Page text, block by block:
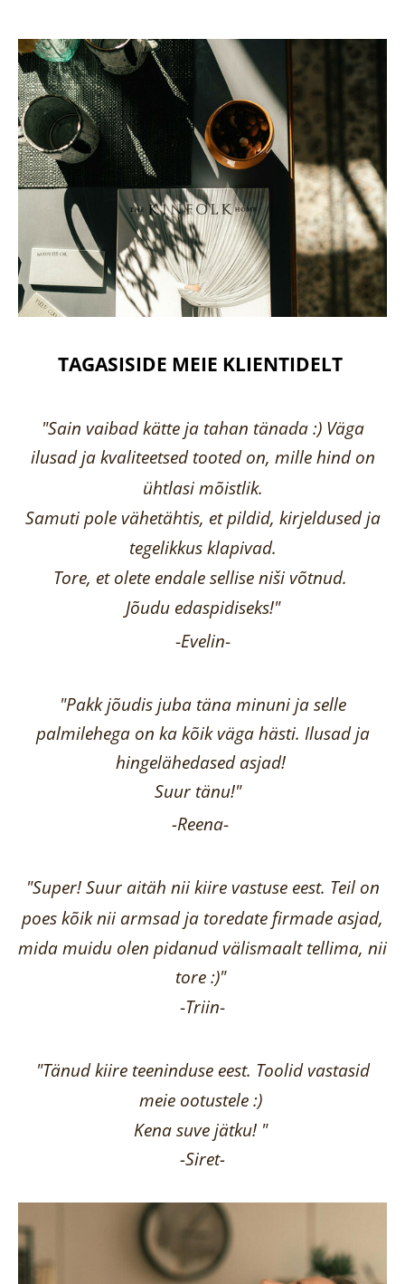
TAGASISIDE MEIE KLIENTIDELT
"Sain vaibad kätte ja tahan tänada :) Väga
ilusad ja kvaliteetsed tooted on, mille hind on
ühtlasi mõistlik.
Samuti pole vähetähtis, et pildid, kirjeldused ja
tegelikkus klapivad.
Tore, et olete endale sellise niši võtnud.
Jõudu edaspidiseks!"
-Evelin-
"Pakk jõudis juba täna minuni ja selle
palmilehega on ka kõik väga hästi. Ilusad ja
hingelähedased asjad!
Suur tänu!"
-Reena-
"Super! Suur aitäh nii kiire vastuse eest. Teil on
poes kõik nii armsad ja toredate firmade asjad,
mida muidu olen pidanud välismaalt tellima, nii
tore :)"
-Triin-
"Tänud kiire teeninduse eest. Toolid vastasid
meie ootustele :)
Kena suve jätku! "
-Siret-